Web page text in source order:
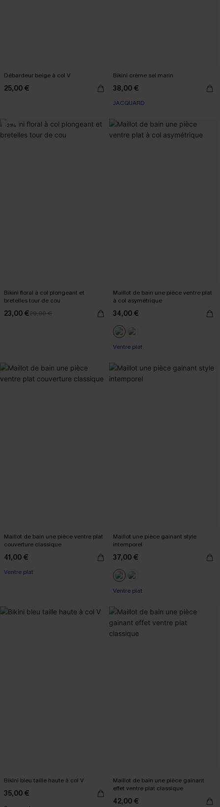
Débardeur beige à col V
25,00 €
Bikini crème sel marin
38,00 €
JACQUARD
-21%
Bikini floral à col plongeant et
bretelles tour de cou
23,00 €29,00 €
Maillot de bain une pièce ventre plat
à col asymétrique
34,00 €
Ventre plat
Maillot de bain une pièce ventre plat
couverture classique
41,00 €
Ventre plat
Maillot une pièce gainant style
intemporel
37,00 €
Ventre plat
Bikini bleu taille haute à col V
35,00 €
Maillot de bain une pièce gainant
effet ventre plat classique
42,00 €